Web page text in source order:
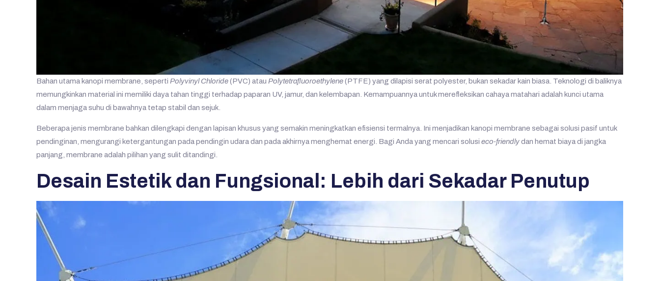
Bahan utama kanopi membrane, seperti Polyvinyl Chloride(PVC) atau Polytetrafluoroethylene(PTFE) yang dilapisi serat polyester, bukan sekadar kain biasa. Teknologi di baliknya
memungkinkan material ini memiliki daya tahan tinggi terhadap paparan UV, jamur, dan kelembapan. Kemampuannya untuk merefleksikan cahaya matahari adalah kunci utama
dalam menjaga suhu di bawahnya tetap stabil dan sejuk.
Beberapa jenis membrane bahkan dilengkapi dengan lapisan khusus yang semakin meningkatkan efisiensi termalnya. Ini menjadikan kanopi membrane sebagai solusi pasif untuk
pendinginan, mengurangi ketergantungan pada pendingin udara dan pada akhirnya menghemat energi. Bagi Anda yang mencari solusieco-friendlydan hemat biaya di jangka
panjang, membrane adalah pilihan yang sulit ditandingi.
Desain Estetik dan Fungsional: Lebih dari Sekadar Penutup